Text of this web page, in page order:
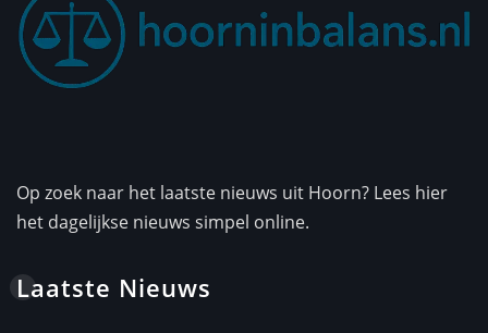
Op zoek naar het laatste nieuws uit Hoorn? Lees hier
het dagelijkse nieuws simpel online.
Laatste Nieuws